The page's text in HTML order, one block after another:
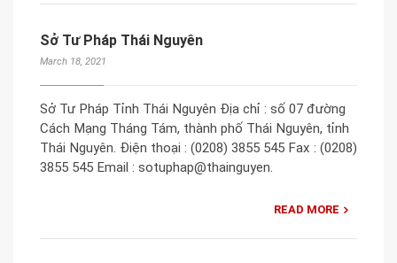
Sở Tư Pháp Thái Nguyên
March 18, 2021
Sở Tư Pháp Tỉnh Thái Nguyên Địa chỉ : số 07 đường
Cách Mạng Tháng Tám, thành phố Thái Nguyên, tỉnh
Thái Nguyên. Điện thoại : (0208) 3855 545 Fax : (0208)
3855 545 Email : sotuphap@thainguyen.
READ MORE